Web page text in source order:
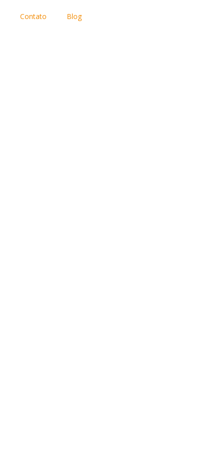
Contato Blog